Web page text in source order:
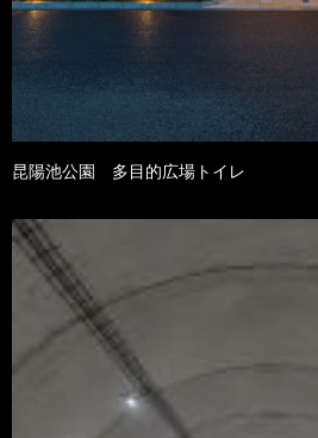
昆陽池公園 多目的広場トイレ